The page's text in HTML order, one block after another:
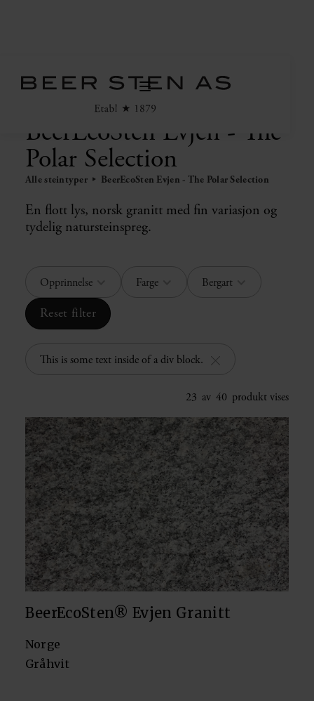
BeerEcoSten Evjen - The
Polar Selection
Alle steintyper BeerEcoSten Evjen - The Polar Selection
En flott lys, norsk granitt med fin variasjon og
tydelig natursteinspreg.
Opprinnelse Farge Bergart
Reset filter
This is some text inside of a div block.
23 av 40 produkt vises
BeerEcoSten® Evjen Granitt
Norge
Gråhvit